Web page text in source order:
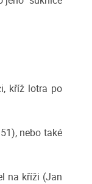
kříž lotra po
nebo také
na kříži (Jan